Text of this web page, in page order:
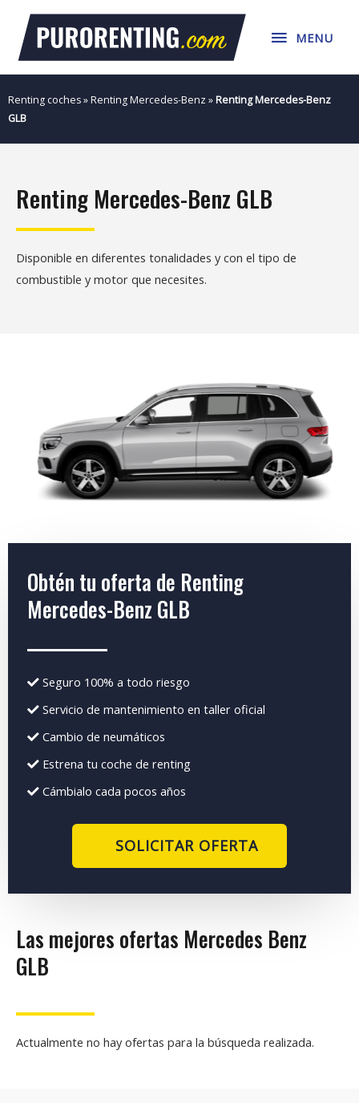
contenido
MENU
MENU
Renting coches»Renting Mercedes-Benz »Renting Mercedes-Benz
GLB
Renting Mercedes-Benz GLB
Disponible en diferentes tonalidades y con el tipo de
combustible y motor que necesites.
Obtén tu oferta de Renting
Mercedes-Benz GLB
Seguro 100% a todo riesgo
Servicio de mantenimiento en taller oficial
Cambio de neumáticos
Estrena tu coche de renting
Cámbialo cada pocos años
SOLICITAR OFERTA
Las mejores ofertas Mercedes Benz
GLB
Actualmente no hay ofertas para la búsqueda realizada.